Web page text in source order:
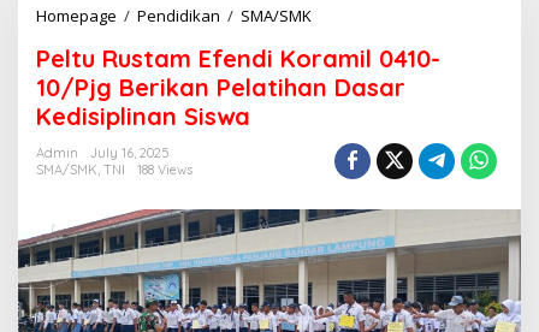
Homepage / Pendidikan / SMA/SMK
l
t
u
a
E
e
n
Peltu Rustam Efendi Koramil 0410-
10/Pjg Berikan Pelatihan Dasar
Kedisiplinan Siswa
Admin
July 16, 2025
SMA/SMK, TNI 188 Views